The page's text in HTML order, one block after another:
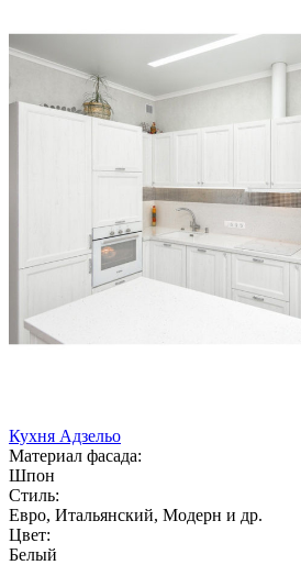
Кухня Адзельо
Материал фасада:
Шпон
Стиль:
Евро, Итальянский, Модерн и др.
Цвет:
Белый